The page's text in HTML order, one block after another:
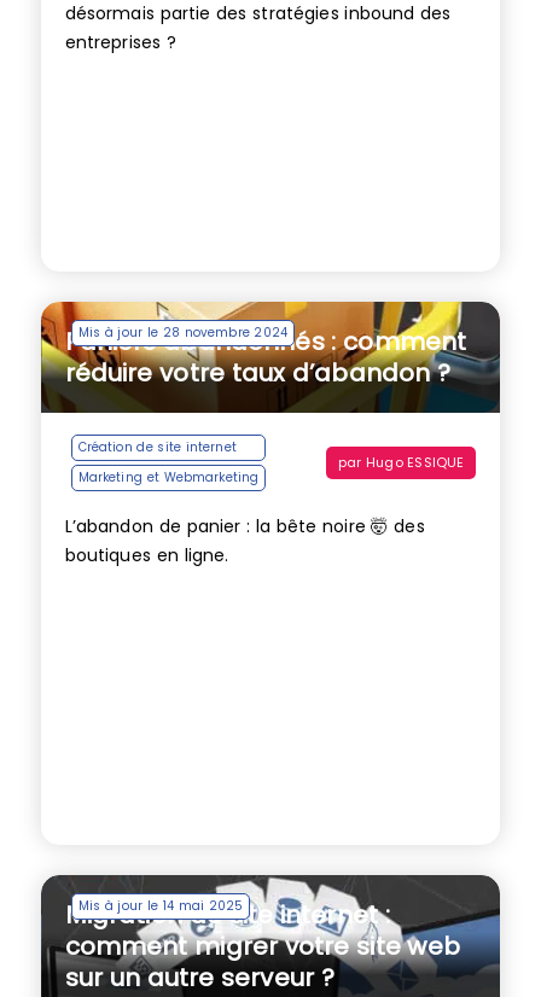
désormais partie des stratégies inbound des
entreprises ?
Mis à jour le 28 novembre 2024
Paniers abandonnés : comment
réduire votre taux d’abandon ?
Création de site internet
Marketing et Webmarketing
par Hugo ESSIQUE
L’abandon de panier : la bête noire 🤯 des
boutiques en ligne.
Mis à jour le 14 mai 2025
Migration de site internet :
comment migrer votre site web
sur un autre serveur ?